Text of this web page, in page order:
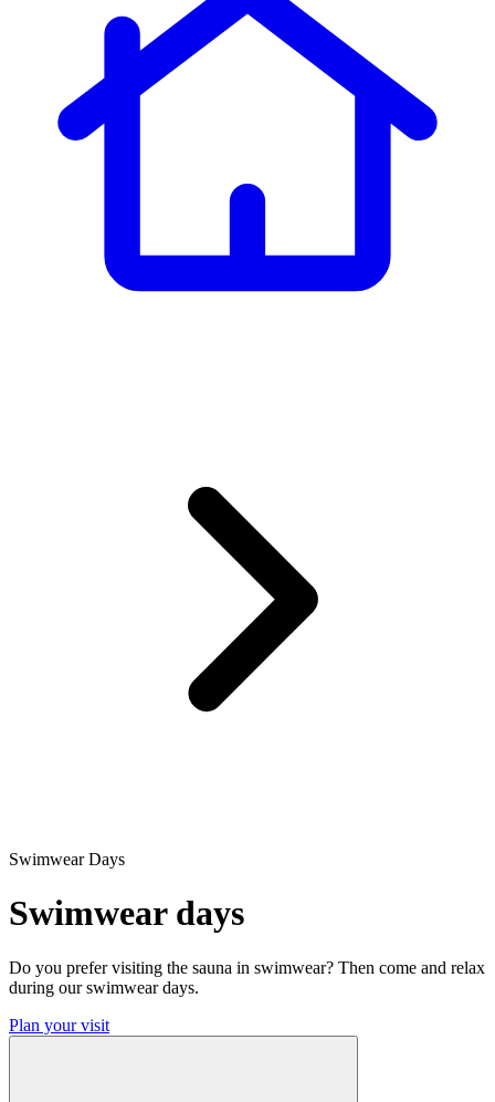
Swimwear Days
Swimwear days
Do you prefer visiting the sauna in swimwear? Then come and relax
during our swimwear days.
Plan your visit